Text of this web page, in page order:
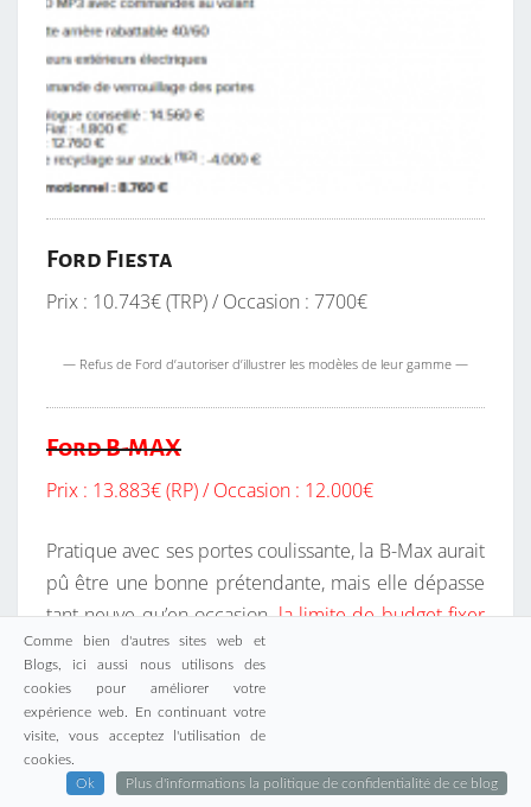
Ford Fiesta
Prix : 10.743€ (TRP) / Occasion : 7700€
— Refus de Ford d’autoriser d’illustrer les modèles de leur gamme —
Ford B-MAX
Prix : 13.883€ (RP) / Occasion : 12.000€
Pratique avec ses portes coulissante, la B-Max aurait
pû être une bonne prétendante, mais elle dépasse
tant neuve qu’en occasion,la limite de budget fixer
dans mon investigation.
— Refus de Ford d’autoriser d’illustrer les modèles de leur gamme —
Ford Tourneo Courrier
Comme bien d'autres sites web et
Blogs, ici aussi nous utilisons des
cookies pour améliorer votre
expérience web. En continuant votre
visite, vous acceptez l'utilisation de
cookies.
Ok
Plus d'informations la politique de confidentialité de ce blog